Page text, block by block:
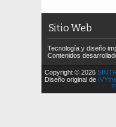
Sitio Web
Tecnología y diseño
Contenidos
Copyright © 2026
Diseño original de